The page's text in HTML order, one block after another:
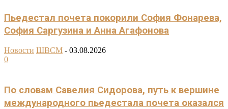
Пьедестал почета покорили София Фонарева,
София Саргузина и Анна Агафонова
Новости ШВСМ - 03.08.2026
0
По словам Савелия Сидорова, путь к вершине
международного пьедестала почета оказался